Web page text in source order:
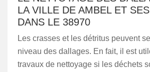
LA VILLE DE AMBEL ET
DANS LE 38970
Les crasses et les détritus peuvent
niveau des dallages. En fait, il est
travaux de nettoyage si les déchets